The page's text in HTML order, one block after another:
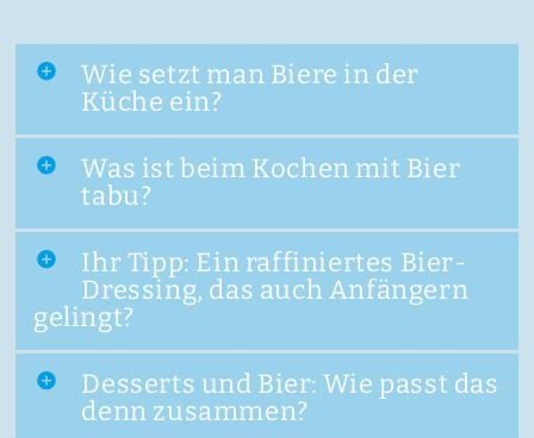
Wie setzt man Biere in der
Küche ein?
Was ist beim Kochen mit Bier
tabu?
Ihr Tipp: Ein raffiniertes Bier-
Dressing, das auch Anfängern
gelingt?
Desserts und Bier: Wie passt das
denn zusammen?